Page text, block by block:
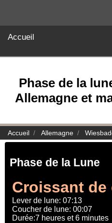
Accueil
Phase de la
Allemagne et
Accueil Allemagne
Phase de la Lune
Croissant de
Lever de lune: 07:13
Coucher de lune: 00:07
Durée:7 heures et 6 minutes